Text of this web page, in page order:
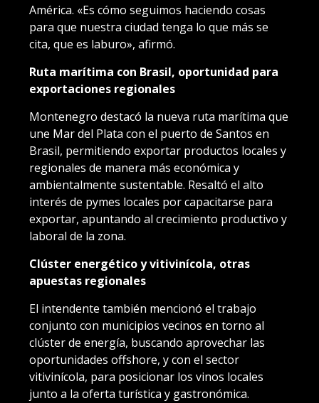
América. «Es cómo seguimos haciendo cosas
para que nuestra ciudad tenga lo que más se
cita, que es laburo», afirmó.
Ruta marítima con Brasil, oportunidad para
exportaciones regionales
Montenegro destacó la nueva ruta marítima que
une Mar del Plata con el puerto de Santos en
Brasil, permitiendo exportar productos locales y
regionales de manera más económica y
ambientalmente sustentable. Resaltó el alto
interés de pymes locales por capacitarse para
exportar, apuntando al crecimiento productivo y
laboral de la zona.
Clúster energético y vitivinícola, otras
apuestas regionales
El intendente también mencionó el trabajo
conjunto con municipios vecinos en torno al
clúster de energía, buscando aprovechar las
oportunidades offshore, y con el sector
vitivinícola, para posicionar los vinos locales
junto a la oferta turística y gastronómica.